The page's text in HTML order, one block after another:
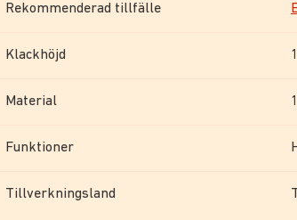
Rekommenderad tillfälle
Klackhöjd
Material
Funktioner
Tillverkningsland